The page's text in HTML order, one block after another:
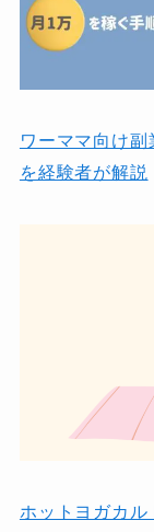
ワーママ向け
を経験者が解説
ホットヨガカ